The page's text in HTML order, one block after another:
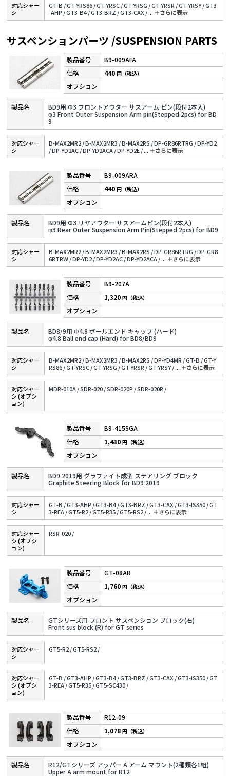
対応シャー
シ
GT-B /GT-YRS86 /GT-YRSC /GT-YRSG /GT-YRSR /GT-YRSY /GT3
-AHP /GT3-B4 /GT3-BRZ /GT3-CAX /... ＋さらに表⽰
サスペンションパーツ /SUSPENSION PARTS
B9-009AFA
BD9用 Φ3 フロントアウター サスアーム ピン(段付2本入)
φ3 Front Outer Suspension Arm pin(Stepped 2pcs) for BD
9
440円（税込）
対応シャー
シ
B-MAX2MR2 /B-MAX2MR3 /B-MAX2RS /DP-GR86RTRG /DP-YD2
/DP-YD2AC /DP-YD2ACA /DP-YD2E /... ＋さらに表⽰
B9-009ARA
BD9用 Φ3 リヤアウター サスアームピン(段付2本入)
φ3 Rear Outer Suspension Arm Pin(Stepped 2pcs) for BD9
440円（税込）
対応シャー
シ
B-MAX2MR2 /B-MAX2MR3 /B-MAX2RS /DP-GR86RTRG /DP-GR8
6RTRW /DP-YD2 /DP-YD2AC /DP-YD2ACA /... ＋さらに表⽰
B9-207A
BD8/9用 Φ4.8 ボールエンド キャップ (ハード)
φ4.8 Ball end cap (Hard) for BD8/BD9
1,320円（税込）
対応シャー
シ
B-MAX2MR2 /B-MAX2MR3 /B-MAX2RS /DP-YD4MR /GT-B /GT-Y
RS86 /GT-YRSC /GT-YRSG /GT-YRSR /GT-YRSY /... ＋さらに表⽰
対応シャー
シ (オプシ
ョン)
MDR-010A /SDR-020 /SDR-020P /SDR-020R /
B9-415SGA
BD9 2019用 グラファイト成型 ステアリング ブロック
Graphite Steering Block for BD9 2019
1,430円（税込）
対応シャー
シ
GT-B /GT3-AHP /GT3-B4 /GT3-BRZ /GT3-CAX /GT3-IS350 /GT
3-REA /GT5-R2 /GT5-R35 /GT5-RS2 /... ＋さらに表⽰
対応シャー
シ (オプシ
ョン)
RSR-020 /
GT-08AR
GTシリーズ用 フロント サスペンション ブロック(右)
Front sus block (R) for GT series
1,760円（税込）
対応シャー
シ
GT5-R2 /GT5-RS2 /
対応シャー
シ (オプシ
ョン)
GT-B /GT3-AHP /GT3-B4 /GT3-BRZ /GT3-CAX /GT3-IS350 /GT
3-REA /GT5-R35 /GT5-SC430 /
R12-09
R12/GTシリーズ アッパー A アーム マウント(2種類各1組)
Upper A arm mount for R12
1,078円（税込）